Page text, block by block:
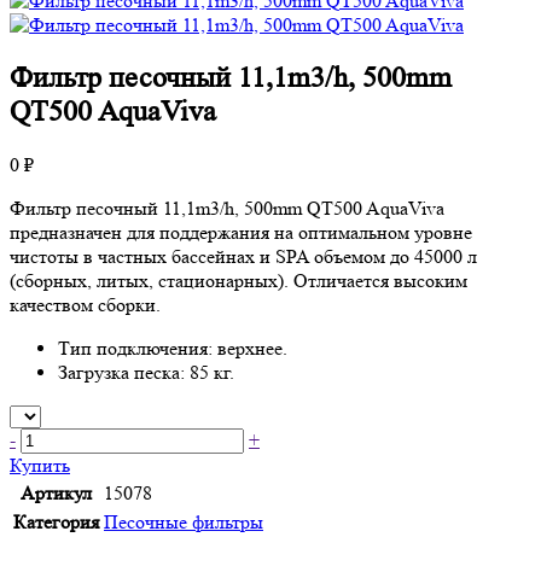
Фильтр песочный 11,1m3/h, 500mm
QT500 AquaViva
0 ₽
Фильтр песочный 11,1m3/h, 500mm QT500 AquaViva
предназначен для поддержания на оптимальном уровне
чистоты в частных бассейнах и SPA объемом до 45000 л
(сборных, литых, стационарных). Отличается высоким
качеством сборки.
Тип подключения: верхнее.
Загрузка песка: 85 кг.
-
+
Купить
Артикул
15078
Категория Песочные фильтры